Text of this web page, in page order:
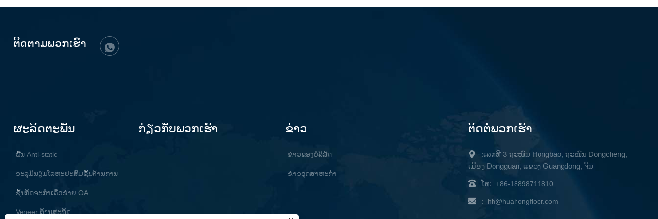
ຕິດ​ຕາມ​ພວກ​ເຮົາ
ຜະລິດຕະພັນ
ພື້ນ Anti-static
ອະລູມິນຽມໂລຫະປະສົມຊັ້ນຕ້ານການ
ຊັ້ນກິດຈະກໍາເຄືອຂ່າຍ OA
Veneer ຕ້ານສະຖິດ
ກ່ຽວກັບພວກເຮົາ ຂ່າວ
ຂ່າວຂອງບໍລິສັດ
ຂ່າວອຸດສາຫະກໍາ
ຕິດ​ຕໍ່​ພວກ​ເຮົາ
:ເລກທີ 3 ຖະໜົນ Hongbao, ຖະໜົນ Dongcheng,
ເມືອງ Dongguan, ແຂວງ Guangdong, ຈີນ
ໂທ: +86-18898711810
: hh@huahongfloor.com